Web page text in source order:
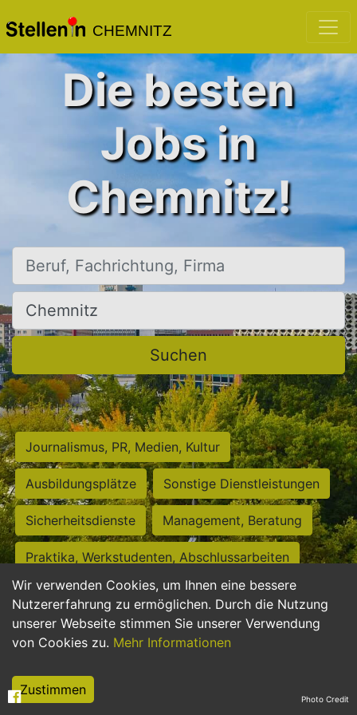
CHEMNITZ
Wir verwenden Cookies, um Ihnen eine bessere
Nutzererfahrung zu ermöglichen. Durch die Nutzung
unserer Webseite stimmen Sie unserer Verwendung
von Cookies zu. Mehr Informationen
Zustimmen
Die besten
Jobs in
Chemnitz!
Beruf, Fachrichtung, Firma
Ort, Stadt
Suchen
Journalismus, PR, Medien, Kultur
Ausbildungsplätze Sonstige Dienstleistungen
Sicherheitsdienste Management, Beratung
Praktika, Werkstudenten, Abschlussarbeiten
Personalwesen Assistenz, Sekretariat
Hilfskräfte, Aushilfs- und Nebenjobs
Weiterbildung, Studium, duale Ausbildung Photo Credit